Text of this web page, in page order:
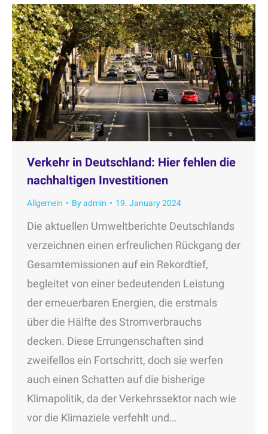
Verkehr in Deutschland: Hier fehlen die
nachhaltigen Investitionen
Allgemein Byadmin 19. January 2024
Die aktuellen Umweltberichte Deutschlands
verzeichnen einen erfreulichen Rückgang der
Gesamtemissionen auf ein Rekordtief,
begleitet von einer bedeutenden Leistung
der erneuerbaren Energien, die erstmals
über die Hälfte des Stromverbrauchs
decken. Diese Errungenschaften sind
zweifellos ein Fortschritt, doch sie werfen
auch einen Schatten auf die bisherige
Klimapolitik, da der Verkehrssektor nach wie
vor die Klimaziele verfehlt und…